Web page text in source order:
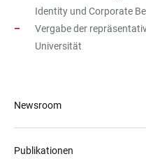
Identity und Corporate
Vergabe der
Universität
Newsroom
Publikationen